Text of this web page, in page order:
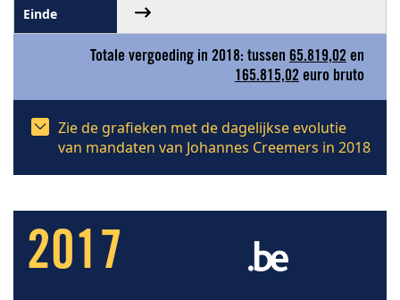
Totale vergoeding in 2018: tussen 65.819,02 en
165.815,02 euro bruto
Zie de grafieken met de dagelijkse evolutie
van mandaten van Johannes Creemers in 2018
2017